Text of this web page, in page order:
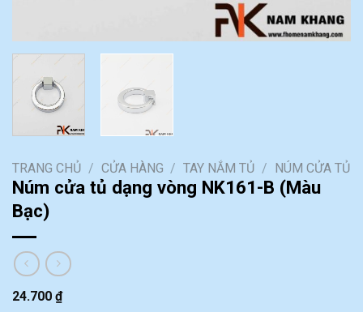
TRANG CHỦ / CỬA HÀNG / TAY NẮM TỦ / NÚM CỬA TỦ
Núm cửa tủ dạng vòng NK161-B (Màu
Bạc)
24.700 ₫